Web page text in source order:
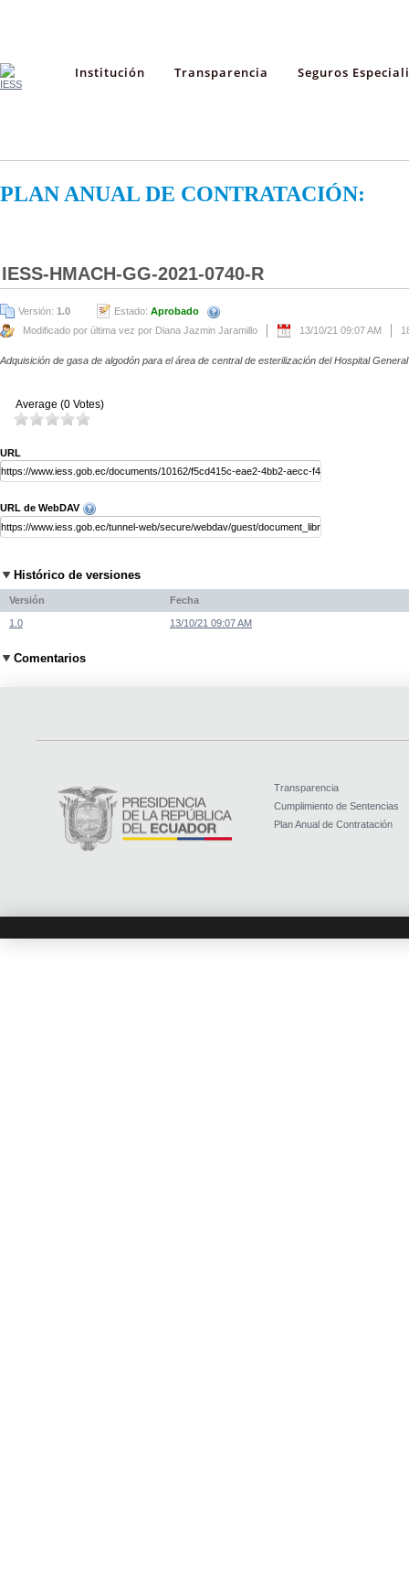
Institución Transparencia Seguros
PLAN ANUAL DE CONTRATACIÓN:
IESS-HMACH-GG-2021-0740-R
Versión: 1.0 Estado: Aprobado
Modificado por última vez por Diana Jazmin Jaramillo
13/10/21 09:07 AM
Adquisición de gasa de algodón para el área de central de esterilización del Hospital
Average (0 Votes)
URL
URL de WebDAV
Histórico de versiones
Versión Fecha
1.0 13/10/21 09:07 AM
Comentarios
Transparencia
Cumplimiento de Sentencias
Plan Anual de Contratación